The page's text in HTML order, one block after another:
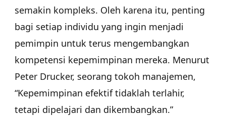
semakin kompleks. Oleh karena itu, penting
bagi setiap individu yang ingin menjadi
pemimpin untuk terus mengembangkan
kompetensi kepemimpinan mereka. Menurut
Peter Drucker, seorang tokoh manajemen,
“Kepemimpinan efektif tidaklah terlahir,
tetapi dipelajari dan dikembangkan.”